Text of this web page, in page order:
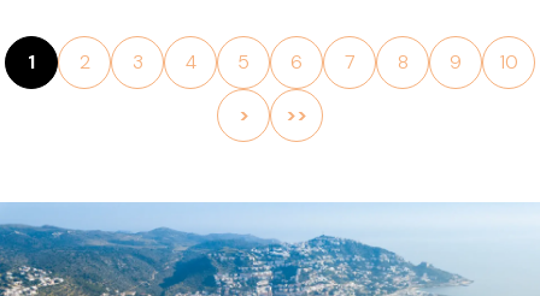
1 2 3 4 5 6 7 8 9 10
> >>